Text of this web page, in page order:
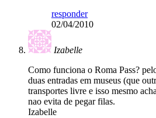
responder
02/04/2010
Izabelle
Como funciona o Roma Pass?
duas entradas em museus (que
transportes livre e isso mesmo
nao evita de pegar filas.
Izabelle